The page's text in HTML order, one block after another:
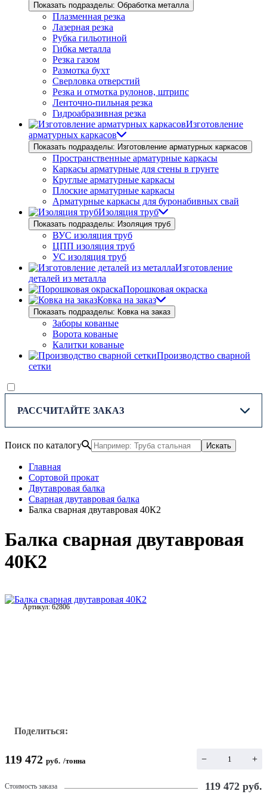
Показать подразделы: Обработка металла
Плазменная резка
Лазерная резка
Рубка гильотиной
Гибка металла
Резка газом
Размотка бухт
Сверловка отверстий
Резка и отмотка рулонов, штрипс
Ленточно-пильная резка
Гидроабразивная резка
Изготовление
арматурных каркасов
Показать подразделы: Изготовление арматурных каркасов
Пространственные арматурные каркасы
Каркасы арматурные для стены в грунте
Круглые арматурные каркасы
Плоские арматурные каркасы
Арматурные каркасы для буронабивных свай
Изоляция труб
Показать подразделы: Изоляция труб
ВУС изоляция труб
ЦПП изоляция труб
УС изоляция труб
Изготовление
деталей из металла
Порошковая окраска
Ковка на заказ
Показать подразделы: Ковка на заказ
Заборы кованые
Ворота кованые
Калитки кованые
Производство сварной
сетки
РАССЧИТАЙТЕ ЗАКАЗ
Поиск по каталогу Искать
Главная
Сортовой прокат
Двутавровая балка
Сварная двутавровая балка
Балка сварная двутавровая 40К2
Балка сварная двутавровая
40К2
Артикул: 62806
Поделиться:
119 472 руб. /тонна − +
Стоимость заказа 119 472 руб.